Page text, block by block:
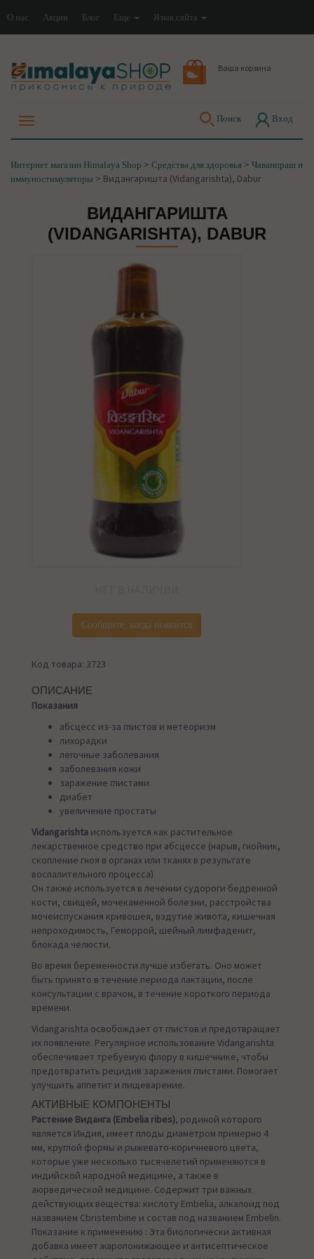
О нас Акции Блог Еще Язык сайта
Ваша корзина
Поиск Вход
Интернет магазин Himalaya Shop > Средства для здоровья > Чаванпраш и
иммуностимуляторы > Видангаришта (Vidangarishta), Dabur
ВИДАНГАРИШТА
(VIDANGARISHTA), DABUR
Сообщите, когда появится
Код товара: 3723
ОПИСАНИЕ
Показания
абсцесс из-за глистов и метеоризм
лихорадки
легочные заболевания
заболевания кожи
заражение глистами
диабет
увеличение простаты
Vidangarishta используется как растительное
лекарственное средство при абсцессе (нарыв, гнойник,
скопление гноя в органах или тканях в результате
воспалительного процесса)
Он также используется в лечении судороги бедренной
кости, свищей, мочекаменной болезни, расстройства
мочеиспускания кривошея, вздутие живота, кишечная
непроходимость, Геморрой, шейный лимфаденит,
блокада челюсти.
Во время беременности лучше избегать. Оно может
быть принято в течение периода лактации, после
консультации с врачом, в течение короткого периода
времени.
Vidangarishta освобождает от глистов и предотвращает
их появление. Регулярное использование Vidangarishta
обеспечивает требуемую флору в кишечнике, чтобы
предотвратить рецидив заражения глистами. Помогает
улучшить аппетит и пищеварение.
АКТИВНЫЕ КОМПОНЕНТЫ
Растение Виданга (Embelia ribes), родиной которого
является Индия, имеет плоды диаметром примерно 4
мм, круглой формы и рыжевато-коричневого цвета,
которые уже несколько тысячелетий применяются в
индийской народной медицине, а также в
аюрведической медицине. Содержит три важных
действующих вещества: кислоту Embelia, алкалоид под
названием Cbristembine и состав под названием Embelin.
Показание к применению : Эта биологически активная
добавка имеет жаропонижающее и антисептическое